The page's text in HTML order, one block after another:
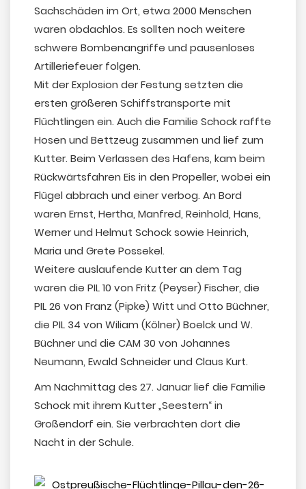
Sachschäden im Ort, etwa 2000 Menschen
waren obdachlos. Es sollten noch weitere
schwere Bombenangriffe und pausenloses
Artilleriefeuer folgen.
Mit der Explosion der Festung setzten die
ersten größeren Schiffstransporte mit
Flüchtlingen ein. Auch die Familie Schock raffte
Hosen und Bettzeug zusammen und lief zum
Kutter. Beim Verlassen des Hafens, kam beim
Rückwärtsfahren Eis in den Propeller, wobei ein
Flügel abbrach und einer verbog. An Bord
waren Ernst, Hertha, Manfred, Reinhold, Hans,
Werner und Helmut Schock sowie Heinrich,
Maria und Grete Possekel.
Weitere auslaufende Kutter an dem Tag
waren die PIL 10 von Fritz (Peyser) Fischer, die
PIL 26 von Franz (Pipke) Witt und Otto Büchner,
die PIL 34 von Wiliam (Kölner) Boelck und W.
Büchner und die CAM 30 von Johannes
Neumann, Ewald Schneider und Claus Kurt.
Am Nachmittag des 27. Januar lief die Familie
Schock mit ihrem Kutter „Seestern“ in
Großendorf ein. Sie verbrachten dort die
Nacht in der Schule.